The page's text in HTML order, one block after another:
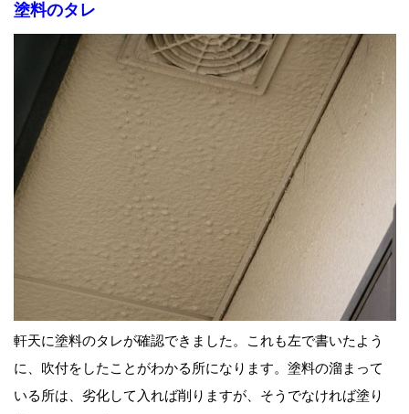
塗料のタレ
軒天に塗料のタレが確認できました。これも左で書いたよう
に、吹付をしたことがわかる所になります。塗料の溜まって
いる所は、劣化して入れば削りますが、そうでなければ塗り